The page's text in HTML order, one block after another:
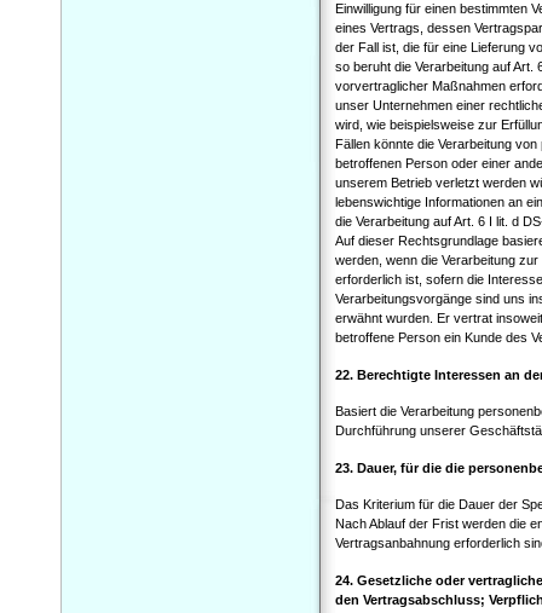
Einwilligung für einen bestimmten
eines Vertrags, dessen
der Fall ist, die für eine Lieferung
so beruht die Verarbeitung auf
vorvertraglicher Maßnahmen
unser Unternehmen einer
wird, wie beispielsweise zur
Fällen könnte die Verarbeitung
betroffenen Person oder einer
unserem Betrieb verletzt werden
lebenswichtige Informationen an
die Verarbeitung auf Art. 6 I lit. d
Auf dieser Rechtsgrundlage
werden, wenn die Verarbeitung
erforderlich ist, sofern die
Verarbeitungsvorgänge sind uns
erwähnt wurden. Er vertrat
betroffene Person ein Kunde des
22. Berechtigte Interessen an
Basiert die Verarbeitung
Durchführung unserer
23. Dauer, für die die
Das Kriterium für die Dauer der
Nach Ablauf der Frist werden die
Vertragsanbahnung erforderlich
24. Gesetzliche oder
den Vertragsabschluss;